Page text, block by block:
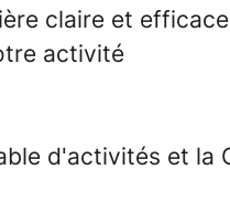
claire et
activité
d'activités et la